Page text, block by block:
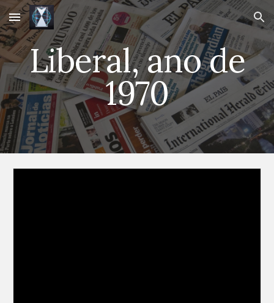
Skip to main content Skip to navigation
Liberal, ano de
1970